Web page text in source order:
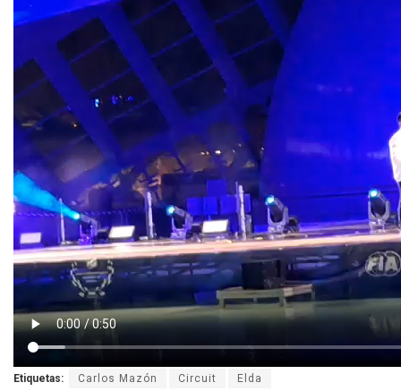
Etiquetas: Carlos Mazón Circuit Elda